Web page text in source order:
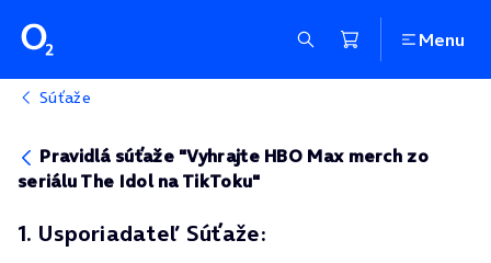
Menu
Súťaže
Pravidlá súťaže "Vyhrajte HBO Max merch zo
seriálu The Idol na TikToku"
1. Usporiadateľ Súťaže: